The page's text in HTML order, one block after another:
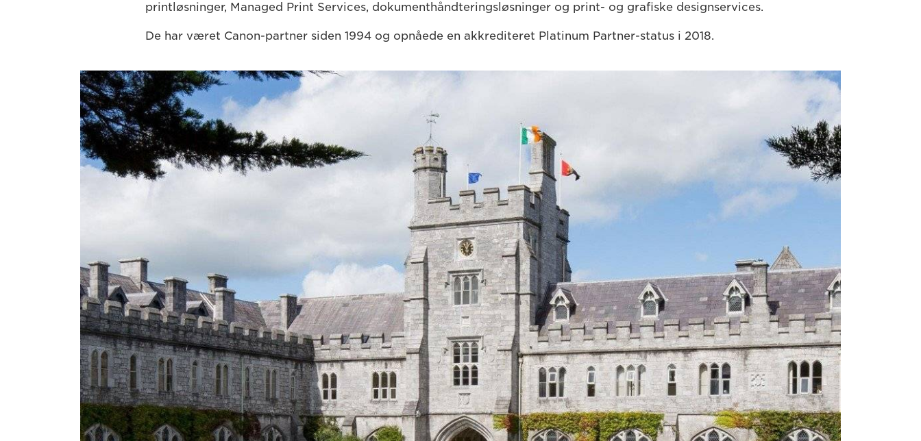
printløsninger, Managed Print Services, dokumenthåndteringsløsninger og print- og grafiske designservices.
De har været Canon-partner siden 1994 og opnåede en akkrediteret Platinum Partner-status i 2018.